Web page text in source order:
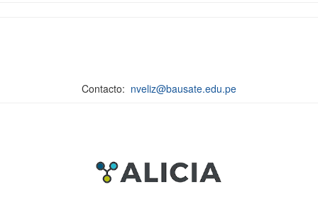
Contacto: nveliz@bausate.edu.pe